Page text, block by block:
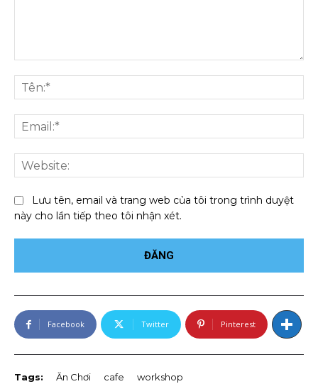
luận:
Lưu tên, email và trang web của tôi trong trình duyệt
này cho lần tiếp theo tôi nhận xét.
Facebook Twitter Pinterest
Tags: Ăn Chơi cafe workshop